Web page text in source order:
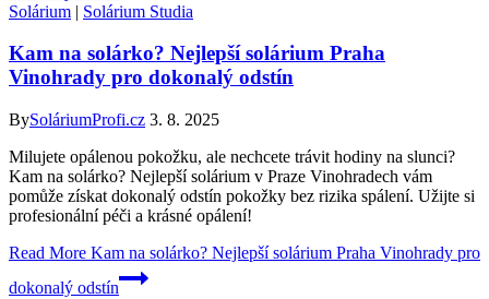
Solárium | Solárium Studia
Kam na solárko? Nejlepší solárium Praha
Vinohrady pro dokonalý odstín
BySoláriumProfi.cz 3. 8. 2025
Milujete opálenou pokožku, ale nechcete trávit hodiny na slunci?
Kam na solárko? Nejlepší solárium v Praze Vinohradech vám
pomůže získat dokonalý odstín pokožky bez rizika spálení. Užijte si
profesionální péči a krásné opálení!
Read More Kam na solárko? Nejlepší solárium Praha Vinohrady pro
dokonalý odstín